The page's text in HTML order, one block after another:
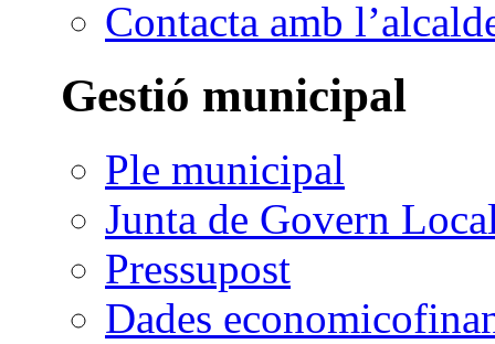
Contacta amb
Gestió municipal
Ple municipal
Junta de Govern
Pressupost
Dades